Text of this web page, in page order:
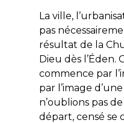
La ville,
pas
résultat de la
Dieu dès l’Éden.
commence par
par l’image
n’oublions pas
départ, censé se